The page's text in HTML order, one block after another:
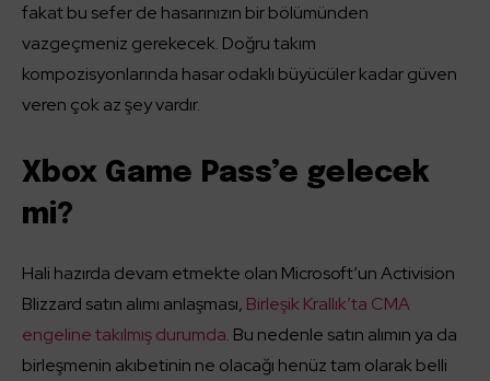
fakat bu sefer de hasarınızın bir bölümünden
vazgeçmeniz gerekecek. Doğru takım
kompozisyonlarında hasar odaklı büyücüler kadar güven
veren çok az şey vardır.
Xbox Game Pass’e gelecek
mi?
Hali hazırda devam etmekte olan Microsoft’un Activision
Blizzard satın alımı anlaşması, Birleşik Krallık’ta CMA
engeline takılmış durumda. Bu nedenle satın alımın ya da
birleşmenin akıbetinin ne olacağı henüz tam olarak belli